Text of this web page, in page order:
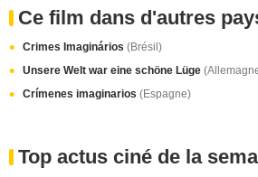
Ce film dans d'autres
Crimes Imaginários (Brésil)
Unsere Welt war eine schöne Lüge
Crímenes imaginarios (Espagne)
Top actus ciné de la